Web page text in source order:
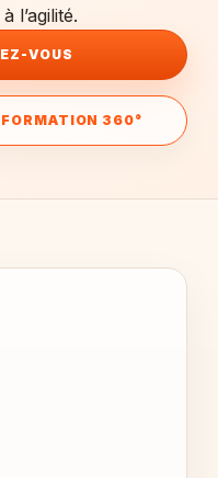
l’agilité.
VOUS
360°